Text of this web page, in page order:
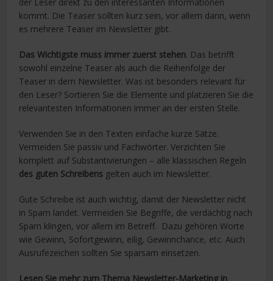
kommt. Die Teaser sollten kurz sein, vor allem dann, wenn
es mehrere Teaser im Newsletter gibt.
Das Wichtigste muss immer zuerst stehen. Das betrifft
sowohl einzelne Teaser als auch die Reihenfolge der
Teaser in dem Newsletter. Was ist besonders relevant für
den Leser? Sortieren Sie die Elemente und platzieren Sie die
relevantesten Informationen immer an der ersten Stelle.
Verwenden Sie in den Texten einfache kurze Sätze.
Vermeiden Sie passiv und Fachwörter. Verzichten Sie
komplett auf Substantivierungen – alle klassischen Regeln
des guten Schreibens gelten auch im Newsletter.
Gute Schreibe ist auch wichtig, damit der Newsletter nicht
in Spam landet. Vermeiden Sie Begriffe, die verdächtig nach
Spam klingen, vor allem im Betreff. Dazu gehören Worte
wie Gewinn, Sofortgewinn, eilig, Gewinnchance, etc. Auch
Ausrufezeichen sollten Sie sparsam einsetzen.
Lesen Sie mehr zum Thema Newsletter-Marketing in